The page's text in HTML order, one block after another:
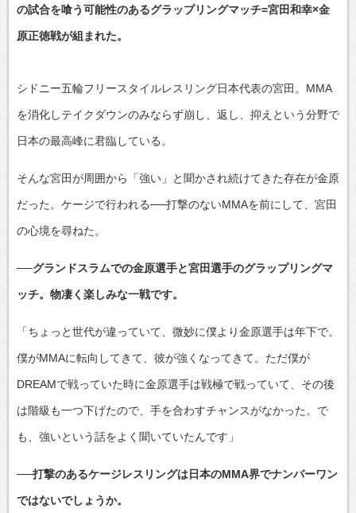
の試合を喰う可能性のあるグラップリングマッチ=宮田和幸×金
原正徳戦が組まれた。
シドニー五輪フリースタイルレスリング日本代表の宮田。MMA
を消化しテイクダウンのみならず崩し、返し、抑えという分野で
日本の最高峰に君臨している。
そんな宮田が周囲から「強い」と聞かされ続けてきた存在が金原
だった。ケージで行われる──打撃のないMMAを前にして、宮田
の心境を尋ねた。
──グランドスラムでの金原選手と宮田選手のグラップリングマ
ッチ。物凄く楽しみな一戦です。
「ちょっと世代が違っていて、微妙に僕より金原選手は年下で。
僕がMMAに転向してきて、彼が強くなってきて。ただ僕が
DREAMで戦っていた時に金原選手は戦極で戦っていて、その後
は階級も一つ下げたので、手を合わすチャンスがなかった。で
も、強いという話をよく聞いていたんです」
──打撃のあるケージレスリングは日本のMMA界でナンバーワン
ではないでしょうか。